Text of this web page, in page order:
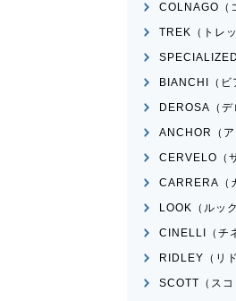
COLNAGO（
TREK（トレッ
BIANCHI（ビ
DEROSA（デ
ANCHOR（ア
CERVELO（
CARRERA（
LOOK（ルック
CINELLI（チ
RIDLEY（リ
SCOTT（スコ